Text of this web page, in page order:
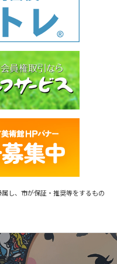
し、市が保証・推奨等をするもの